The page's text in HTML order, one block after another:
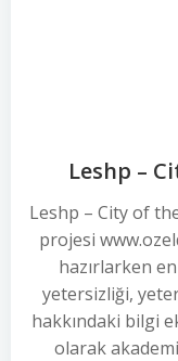
Leshp –
Leshp – City of
projesi
hazırlarken
yetersizliği,
hakkındaki bilgi
olarak